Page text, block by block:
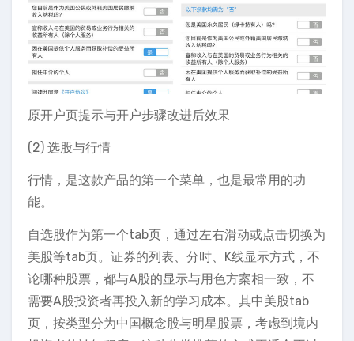
原开户页提示与开户步骤改进后效果
(2) 选股与行情
行情，是这款产品的第一个菜单，也是最常用的功
能。
自选股作为第一个tab页，通过左右滑动或点击切换为
美股等tab页。证券的列表、分时、K线显示方式，不
论哪种股票，都与A股的显示与用色方案相一致，不
需要A股投资者再投入新的学习成本。其中美股tab
页，按类型分为中国概念股与明星股票，考虑到境内